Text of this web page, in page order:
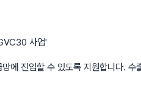
사업'
에 진입할 수 있도록 지원합니다.